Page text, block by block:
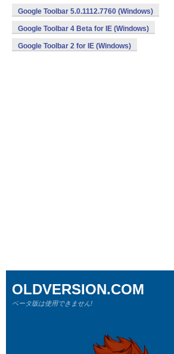
Google Toolbar 5.0.1112.7760 (Windows)
Google Toolbar 4 Beta for IE (Windows)
Google Toolbar 2 for IE (Windows)
OLDVERSION.COM
ベータ版は使用できません!